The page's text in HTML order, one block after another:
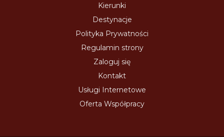
Kierunki
Destynacje
Polityka Prywatności
Regulamin strony
Zaloguj się
Kontakt
Usługi Internetowe
Oferta Współpracy